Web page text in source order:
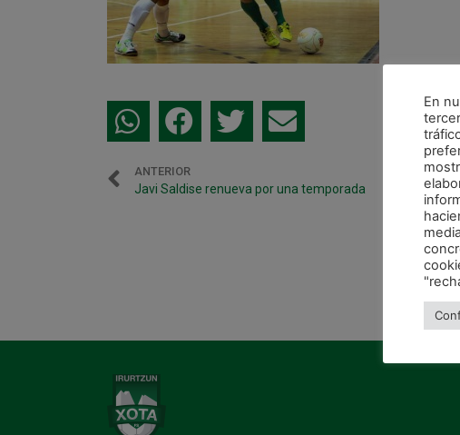
ANTERIOR
Javi Saldise renueva por una temporada
En